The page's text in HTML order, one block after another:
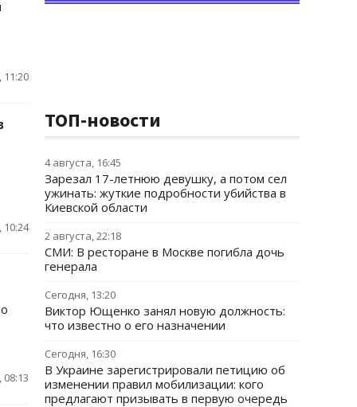
11:20
10:24
08:13
ТОП-новости
4 августа, 16:45
Зарезал 17-летнюю девушку, а потом сел
ужинать: жуткие подробности убийства в
Киевской области
2 августа, 22:18
СМИ: В ресторане в Москве погибла дочь
генерала
Сегодня, 13:20
Виктор Ющенко занял новую должность:
что известно о его назначении
Сегодня, 16:30
В Украине зарегистрировали петицию об
изменении правил мобилизации: кого
предлагают призывать в первую очередь